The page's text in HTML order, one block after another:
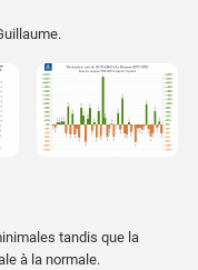
de Ste-Rose (
44,5 mm en
de Ceinture, 59 mm à
54 mm à Bellevue Bras-
( 33,3 mm en 1h
33,4 mm en 1h
des Fougères ( 89,3 mm
mm en 1h et 64,0 mm en
(34,2 mm en 1h et
mm en 1h et 74,5 mm en
tandis que la
à la normale.